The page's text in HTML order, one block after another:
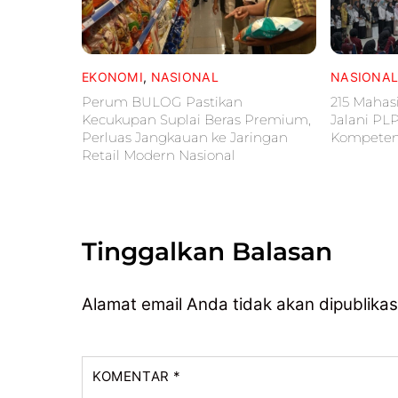
EKONOMI, NASIONAL
Perum BULOG Pastikan
Kecukupan Suplai Beras Premium,
Perluas Jangkauan ke Jaringan
Retail Modern Nasional
NASIONAL
215
Jalani
Tinggalkan Balasan
Alamat email Anda tidak akan
KOMENTAR *